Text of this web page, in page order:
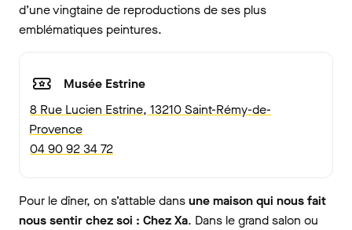
d’une vingtaine de reproductions de ses plus
emblématiques peintures.
Musée Estrine
8 Rue Lucien Estrine, 13210 Saint-Rémy-de-
Provence
04 90 92 34 72
Pour le dîner, on s’attable dansune maison qui nous fait
nous sentir chez soi : Chez Xa. Dans le grand salon ou